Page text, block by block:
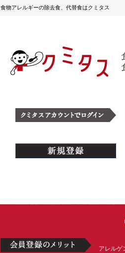
食物アレルギーの除去食、代替食はクミタス
アレルゲ